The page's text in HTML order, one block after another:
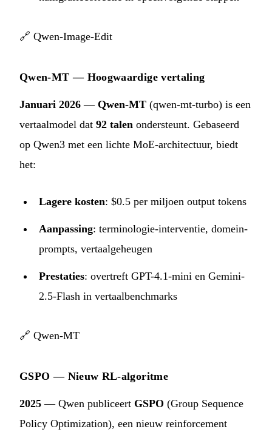
🔗 Qwen-Image-Edit
Qwen-MT — Hoogwaardige vertaling
Januari 2026 — Qwen-MT (qwen-mt-turbo) is een
vertaalmodel dat 92 talen ondersteunt. Gebaseerd
op Qwen3 met een lichte MoE-architectuur, biedt
het:
Lagere kosten: $0.5 per miljoen output tokens
Aanpassing: terminologie-interventie, domein-
prompts, vertaalgeheugen
Prestaties: overtreft GPT-4.1-mini en Gemini-
2.5-Flash in vertaalbenchmarks
🔗 Qwen-MT
GSPO — Nieuw RL-algoritme
2025 — Qwen publiceert GSPO (Group Sequence
Policy Optimization), een nieuw reinforcement